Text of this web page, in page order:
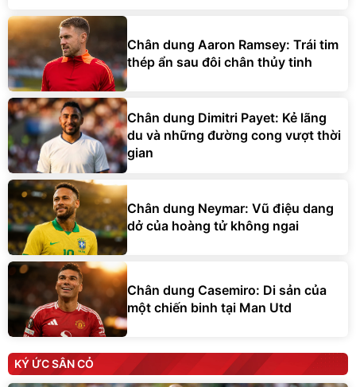
Chân dung Aaron Ramsey: Trái tim
thép ẩn sau đôi chân thủy tinh
Chân dung Dimitri Payet: Kẻ lãng
du và những đường cong vượt thời
gian
Chân dung Neymar: Vũ điệu dang
dở của hoàng tử không ngai
Chân dung Casemiro: Di sản của
một chiến binh tại Man Utd
KÝ ỨC SÂN CỎ